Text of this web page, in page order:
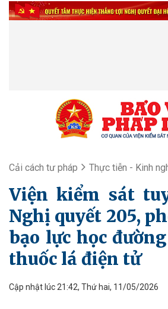
Cải cách tư pháp Thực tiễn - Kinh
Viện kiểm sát
Nghị quyết 205,
bạo lực học
thuốc lá điện tử
Cập nhật lúc 21:42, Thứ hai, 11/05/2026